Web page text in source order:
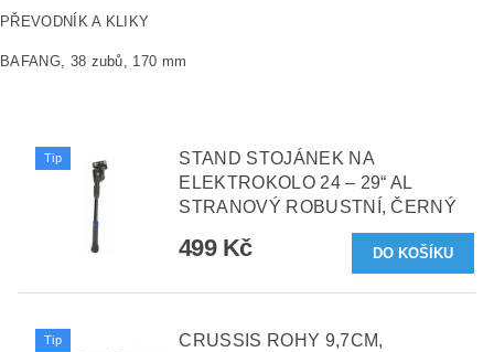
PŘEVODNÍK A KLIKY
BAFANG, 38 zubů, 170 mm
Tip
STAND STOJÁNEK NA
ELEKTROKOLO 24 – 29“ AL
STRANOVÝ ROBUSTNÍ, ČERNÝ
499 Kč
Tip
CRUSSIS ROHY 9,7CM,